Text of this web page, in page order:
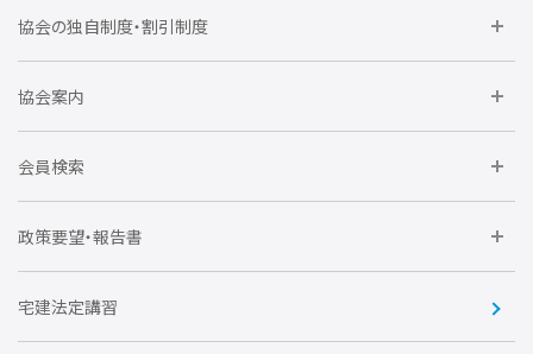
委員会に参加しよう
要望活動に参加しよう
協会の独自制度・割引制度
住宅瑕疵担保責任保険割引制度
全住協NET
不動産後見アドバイザー資格講習
会
全住協ビジネスショップ
協会案内
運営組織
トライアル会員制度
会員検索
企業会員
賛助会員
政策要望・報告書
住宅・土地税制改正要望
宅建法定講習